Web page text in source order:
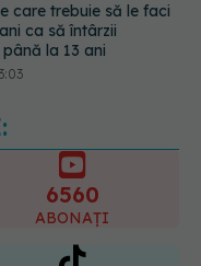
blocate
ANMDMR
6560
ABONAȚI